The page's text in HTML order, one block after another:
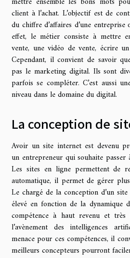
client à l’achat. L’objectif est de
du chiffre d’affaires d’une
effet, le métier consiste à mettre
vente, une vidéo de vente, écrire
Cependant, il convient de savoir
pas le marketing digital. Ils sont
parfois se compléter. C’est aussi
niveau dans le domaine du digital.
La conception de
Avoir un site internet est devenu
un entrepreneur qui souhaite passer
Les sites en ligne permettent de
automatique, il permet de gérer
Le chargé de la conception d’un
élevé en fonction de la dynamique
compétence à haut revenu et très
l’avènement des intelligences
menace pour ces compétences, il
meilleurs concepteurs pourront